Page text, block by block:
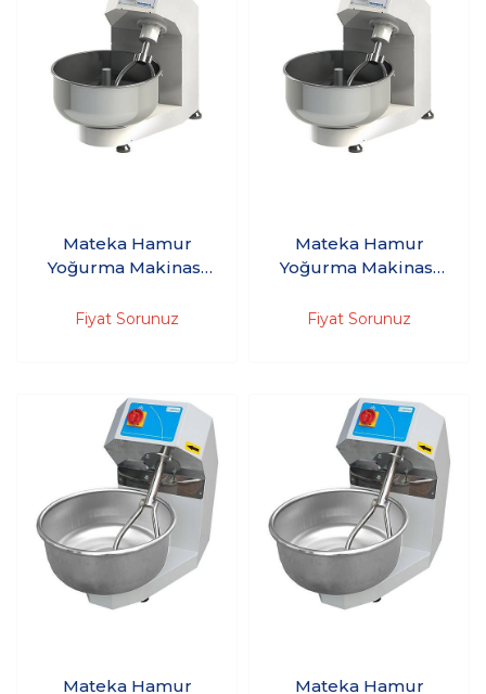
Mateka Hamur
Yoğurma Makinası
900Dt
Fiyat Sorunuz
Mateka Hamur
Yoğurma Makinası
900t
Fiyat Sorunuz
Mateka Hamur
Mateka Hamur